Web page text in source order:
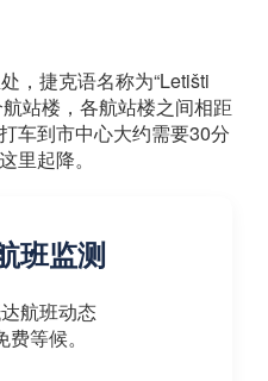
，捷克语名称为“Letišti
站楼，各航站楼之间相距
车到市中心大约需要30分
里起降。
班监测
航班动态
等候。